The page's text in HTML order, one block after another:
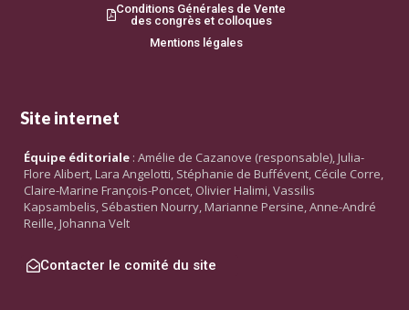
Conditions Générales de Vente
des congrès et colloques
Mentions légales
Site internet
Équipe éditoriale : Amélie de Cazanove (responsable), Julia-
Flore Alibert, Lara Angelotti, Stéphanie de Buffévent, Cécile Corre,
Claire-Marine François-Poncet, Olivier Halimi, Vassilis
Kapsambelis, Sébastien Nourry, Marianne Persine, Anne-André
Reille, Johanna Velt
Contacter le comité du site